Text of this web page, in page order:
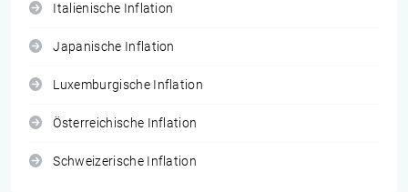
Italienische Inflation
Japanische Inflation
Luxemburgische Inflation
Österreichische Inflation
Schweizerische Inflation